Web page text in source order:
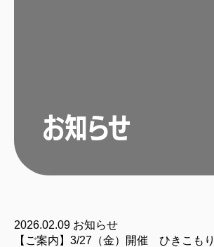
お知らせ
2026.02.09 お知らせ
【ご案内】3/27（金）開催 ひきこも